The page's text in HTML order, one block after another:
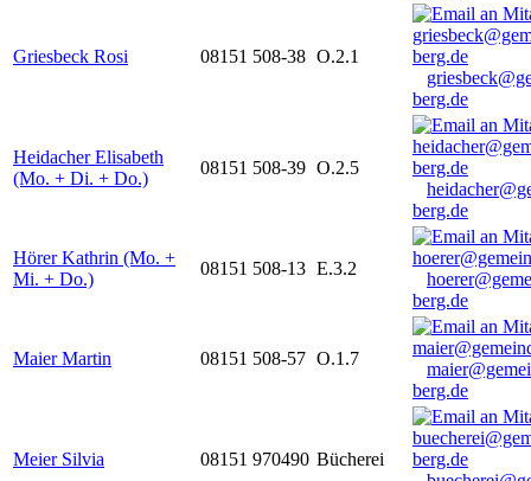
Griesbeck Rosi 08151 508-38 O.2.1
berg.de
Heidacher Elisabeth
(Mo. + Di. + Do.)
08151 508-39 O.2.5
berg.de
Hörer Kathrin (Mo. +
Mi. + Do.)
08151 508-13 E.3.2
berg.de
Maier Martin 08151 508-57 O.1.7
berg.de
Meier Silvia 08151 970490 Bücherei